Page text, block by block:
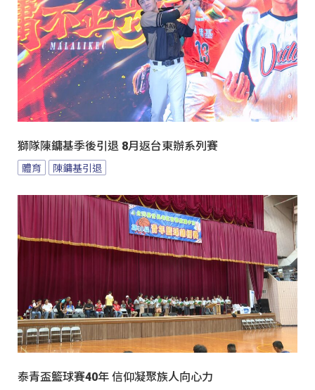
獅隊陳鏞基季後引退 8月返台東辦系列賽
體育 陳鏞基引退
泰青盃籃球賽40年 信仰凝聚族人向心力